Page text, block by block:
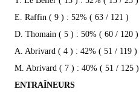
E. Raffin ( 9 ) : 52% ( 63 / 121 )
D. Thomain ( 5 ) : 50% ( 60 / 120 )
A. Abrivard ( 4 ) : 42% ( 51 / 119 )
M. Abrivard ( 7 ) : 40% ( 51 / 125 )
ENTRAÎNEURS